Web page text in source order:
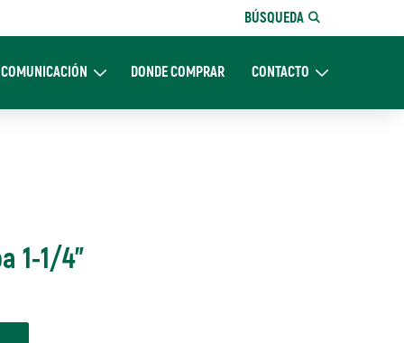
BÚSQUEDA
COMUNICACIÓNExpand ComunicaciónDONDE COMPRAR CONTACTOExpand CONTACTO
1-1/4"